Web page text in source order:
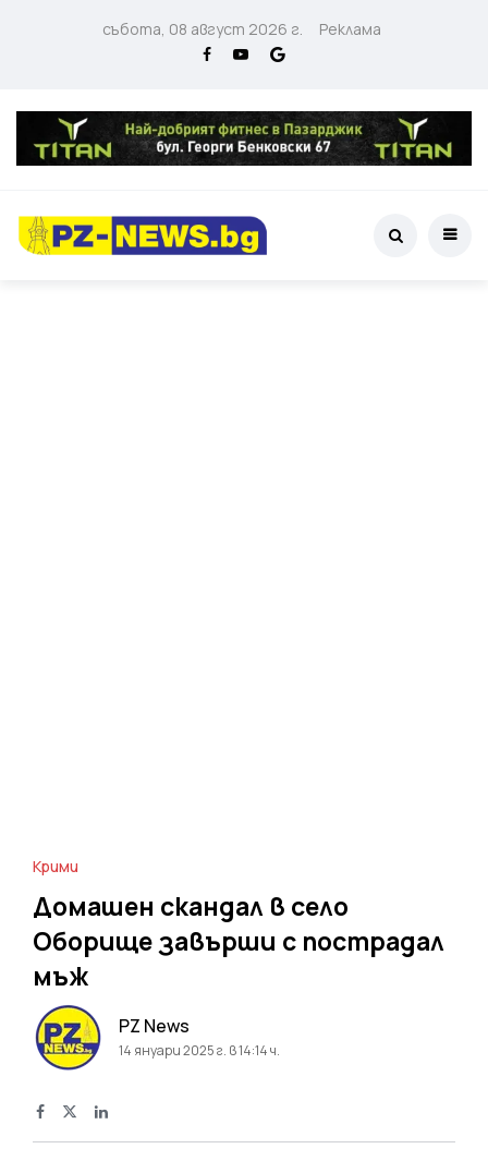
събота, 08 август 2026 г. Реклама
Крими
Домашен скандал в село
Оборище завърши с пострадал
мъж
PZ News
14 януари 2025 г. в 14:14 ч.